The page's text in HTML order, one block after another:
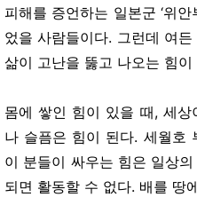
피해를 증언하는 일본군 ‘위
었을 사람들이다. 그런데 여
삶이 고난을 뚫고 나오는 힘이
몸에 쌓인 힘이 있을 때, 세상
나 슬픔은 힘이 된다. 세월호
이 분들이 싸우는 힘은 일상
되면 활동할 수 없다. 배를 땅